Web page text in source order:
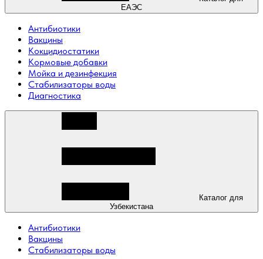
ЕАЭС
Антибиотики
Вакцины
Кокцидиостатики
Кормовые добавки
Мойка и дезинфекция
Стабилизаторы воды
Диагностика
Узбекистана
Антибиотики
Вакцины
Стабилизаторы воды